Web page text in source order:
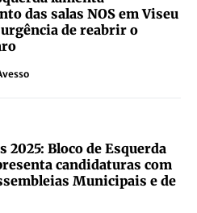
das salas NOS em Viseu
de reabrir o
2025: Bloco de Esquerda
candidaturas com
Municipais e de